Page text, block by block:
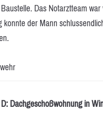
Das Notarztteam
der Mann
D: Dachgeschoßwohnung in